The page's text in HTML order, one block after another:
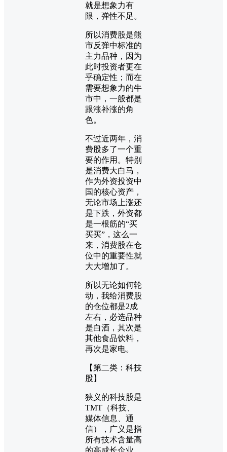
就是想象力有
限，弹性不足。
所以消费股是熊
市反弹中标准的
主力品种，因为
此时投资者更在
乎确定性；而在
需要想象力的牛
市中，一般都是
跟涨补涨的角
色。
不过近两年，消
费股多了一个重
要的作用。特别
是消费大白马，
作为外资投资中
国的核心资产，
无论市场上涨还
是下跌，外资都
是一根筋的“买
买买”，这么一
来，消费股在仓
位中的重要性就
大大增加了。
所以无论如何轮
动，我给消费股
的仓位都是2成
左右，必选品种
是白酒，其次是
其他食品饮料，
再次是家电。
【第二类：科技
股】
狭义的科技股是
TMT（科技、
媒体信息、通
信），广义是指
所有技术含量高
的高成长企业。